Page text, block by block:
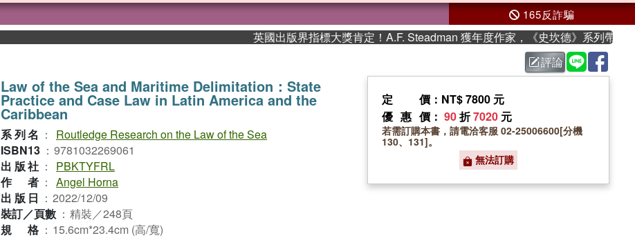
165反詐騙
英國出版界指標大獎肯定！A.F. Steadman 獲年度作家，《史坎德》系列帶你踏上
評論
Law of the Sea and Maritime Delimitation：State
Practice and Case Law in Latin America and the
Caribbean
系列名 ：
Routledge Research on the Law of the Sea
ISBN13 ： 9781032269061
出版社 ：
PBKTYFRL
作者 ： Angel Horna
出版日 ： 2022/12/09
裝訂／頁數 ： 精裝／248頁
規格 ： 15.6cm*23.4cm (高/寬)
定價 ：NT$ 7800 元
優惠價 ： 90折7020 元
若需訂購本書，請電洽客服 02-25006600[分機
130、131]。
無法訂購